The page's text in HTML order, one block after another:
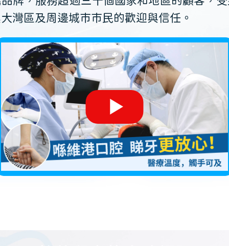
灣區及周邊城市市民的歡迎與信任。